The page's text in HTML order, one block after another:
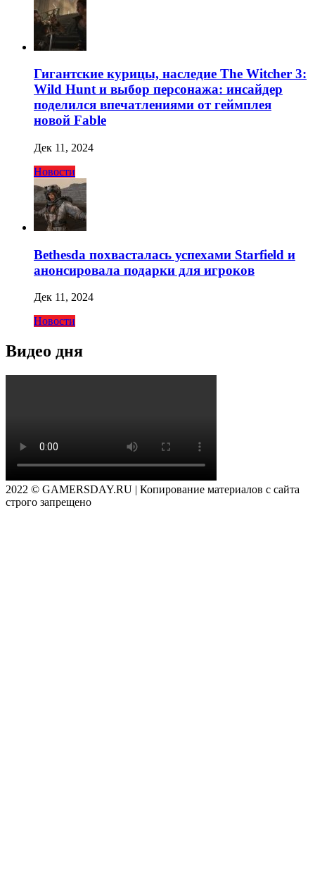
Гигантские курицы, наследие The Witcher 3:
Wild Hunt и выбор персонажа: инсайдер
поделился впечатлениями от геймплея
новой Fable
Дек 11, 2024
Новости
Bethesda похвасталась успехами Starfield и
анонсировала подарки для игроков
Дек 11, 2024
Новости
Видео дня
2022 © GAMERSDAY.RU | Копирование материалов с сайта
строго запрещено